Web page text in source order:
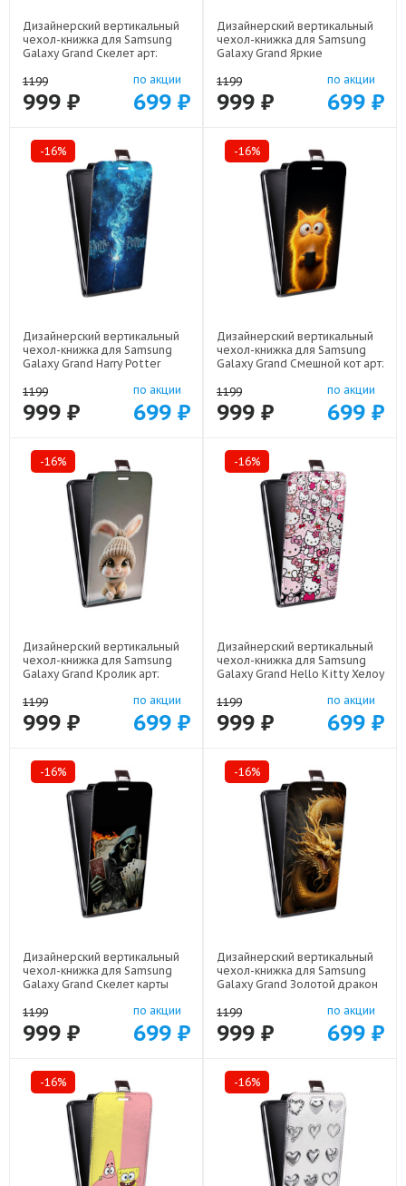
Дизайнерский вертикальный
чехол-книжка для Samsung
Galaxy Grand Скелет арт:
1199
999 ₽
по акции
699 ₽
Дизайнерский вертикальный
чехол-книжка для Samsung
Galaxy Grand Яркие
1199
999 ₽
по акции
699 ₽
-16%
Дизайнерский вертикальный
чехол-книжка для Samsung
Galaxy Grand Harry Potter
1199
999 ₽
по акции
699 ₽
-16%
Дизайнерский вертикальный
чехол-книжка для Samsung
Galaxy Grand Смешной кот арт:
1199
999 ₽
по акции
699 ₽
-16%
Дизайнерский вертикальный
чехол-книжка для Samsung
Galaxy Grand Кролик арт:
1199
999 ₽
по акции
699 ₽
-16%
Дизайнерский вертикальный
чехол-книжка для Samsung
Galaxy Grand Hello Kitty Хелоу
1199
999 ₽
по акции
699 ₽
-16%
Дизайнерский вертикальный
чехол-книжка для Samsung
Galaxy Grand Скелет карты
1199
999 ₽
по акции
699 ₽
-16%
Дизайнерский вертикальный
чехол-книжка для Samsung
Galaxy Grand Золотой дракон
1199
999 ₽
по акции
699 ₽
-16% -16%